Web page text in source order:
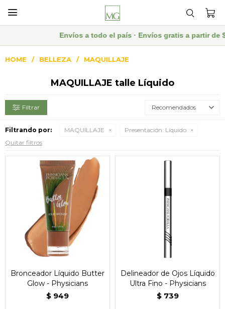

Envíos a todo el país · Envíos gratis a partir de
HOME BELLEZA MAQUILLAJE
MAQUILLAJE talle Líquido
Recomendados
Filtrando por: MAQUILLAJE Presentación: Líquido
Quitar filtros
Bronceador Líquido Butter
Glow - Physicians
$ 949
Delineador de Ojos Líquido
Ultra Fino - Physicians
$ 739